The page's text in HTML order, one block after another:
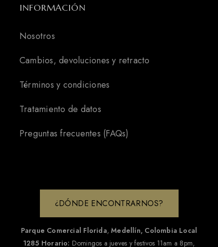
INFORMACIÓN
Nosotros
Cambios, devoluciones y retracto
Términos y condiciones
Tratamiento de datos
Preguntas frecuentes (FAQs)
¿DÓNDE ENCONTRARNOS?
Parque Comercial Florida,Medellín, Colombia Local
1285 Horario: Domingos a jueves y festivos 11am a 8pm,